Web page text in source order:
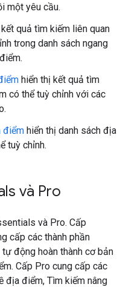
một yêu cầu.
quả tìm kiếm liên quan
trong danh sách ngang
hiển thị kết quả tìm
có thể tuỳ chỉnh với các
điểm hiển thị danh sách địa
tuỳ chỉnh.
và Pro
và Pro. Cấp
cấp các thành phần
động hoàn thành cơ bản
Cấp Pro cung cấp các
địa điểm, Tìm kiếm nâng